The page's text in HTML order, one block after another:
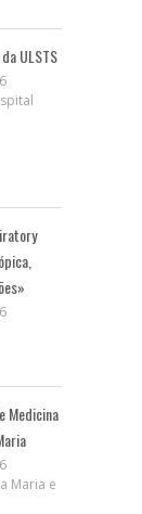
ULSTS
Medicina
Maria e